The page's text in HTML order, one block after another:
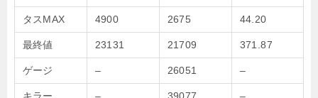
タスMAX 4900 2675 44.20
最終値 23131 21709 371.87
ゲージ – 26051 –